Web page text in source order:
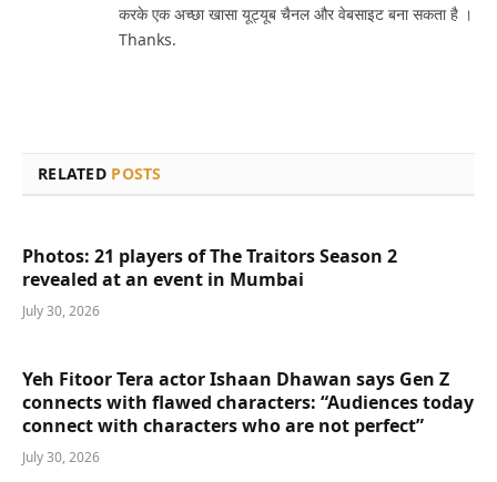
करके एक अच्छा खासा यूट्यूब चैनल और वेबसाइट बना सकता है ।
Thanks.
RELATED POSTS
Photos: 21 players of The Traitors Season 2
revealed at an event in Mumbai
July 30, 2026
Yeh Fitoor Tera actor Ishaan Dhawan says Gen Z
connects with flawed characters: “Audiences today
connect with characters who are not perfect”
July 30, 2026